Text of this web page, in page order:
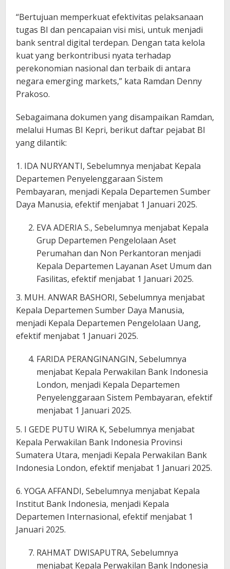
“Bertujuan memperkuat efektivitas pelaksanaan
tugas BI dan pencapaian visi misi, untuk menjadi
bank sentral digital terdepan. Dengan tata ​​kelola
kuat yang berkontribusi nyata terhadap
perekonomian nasional dan terbaik di antara
negara​ ​​​emerging markets,” kata Ramdan Denny
Prakoso.
Sebagaimana dokumen yang disampaikan Ramdan,
melalui Humas BI Kepri, berikut daftar pejabat BI
yang dilantik:
1. IDA NURYANTI, Sebelumnya menjabat Kepala
Departemen Penyelenggaraan Sistem
Pembayaran, menjadi Kepala Departemen Sumber
Daya Manusia, efektif menjabat 1 Januari 2025.
EVA ADERIA S., Sebelumnya menjabat Kepala
Grup Departemen Pengelolaan Aset
Perumahan dan Non Perkantoran menjadi
Kepala Departemen Layanan Aset Umum dan
Fasilitas, efektif menjabat 1 Januari 2025.
3. MUH. ANWAR BASHORI, Sebelumnya menjabat
Kepala Departemen Sumber Daya Manusia,
menjadi Kepala Departemen Pengelolaan Uang,
efektif menjabat 1 Januari 2025.
FARIDA PERANGINANGIN, Sebelumnya
menjabat Kepala Perwakilan Bank Indonesia
London, menjadi Kepala Departemen
Penyelenggaraan Sistem Pembayaran, efektif
menjabat 1 Januari 2025.
5. I GEDE PUTU WIRA K, Sebelumnya menjabat
Kepala Perwakilan Bank Indonesia Provinsi
Sumatera Utara, menjadi Kepala Perwakilan Bank
Indonesia London, efektif menjabat 1 Januari 2025.
6. YOGA AFFANDI, Sebelumnya menjabat Kepala
Institut Bank Indonesia, menjadi Kepala
Departemen Internasional, efektif menjabat 1
Januari 2025.
RAHMAT DWISAPUTRA, Sebelumnya
menjabat Kepala Perwakilan Bank Indonesia